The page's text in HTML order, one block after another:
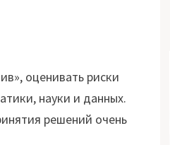
оценивать риски
науки и данных.
решений очень